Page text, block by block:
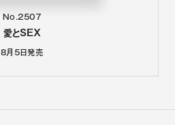
No.2507
愛とSEX
8月5日発売